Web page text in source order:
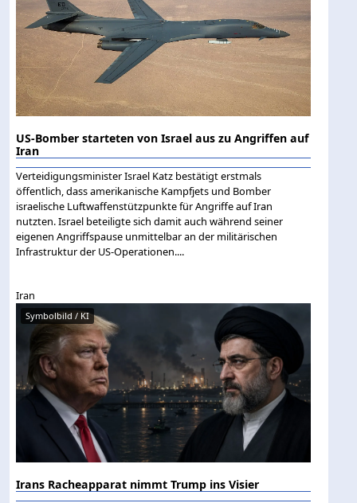
US-Bomber starteten von Israel aus zu Angriffen auf
Iran
Verteidigungsminister Israel Katz bestätigt erstmals
öffentlich, dass amerikanische Kampfjets und Bomber
israelische Luftwaffenstützpunkte für Angriffe auf Iran
nutzten. Israel beteiligte sich damit auch während seiner
eigenen Angriffspause unmittelbar an der militärischen
Infrastruktur der US-Operationen....
Iran
Symbolbild / KI
Irans Racheapparat nimmt Trump ins Visier